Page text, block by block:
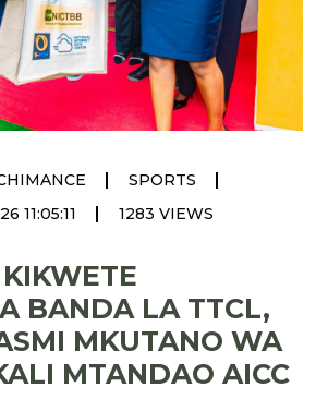
SPORTS
11:05:11 1283 VIEWS
BANDA LA TTCL,
MKUTANO WA
MTANDAO AICC